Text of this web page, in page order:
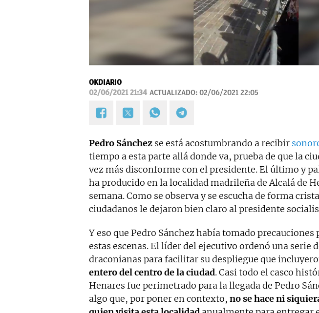
OKDIARIO
02/06/2021 21:34 ACTUALIZADO: 02/06/2021 22:05
Pedro Sánchez se está acostumbrando a recibir
tiempo a esta parte allá donde va, prueba de que la
vez más disconforme con el presidente. El último y
ha producido en la localidad madrileña de Alcalá de
semana. Como se observa y se escucha de forma
ciudadanos le dejaron bien claro al presidente
Y eso que Pedro Sánchez había tomado
estas escenas. El líder del ejecutivo ordenó una serie
draconianas para facilitar su despliegue que
entero del centro de la ciudad. Casi todo el casco
Henares fue perimetrado para la llegada de Pedro
algo que, por poner en contexto, no se hace ni